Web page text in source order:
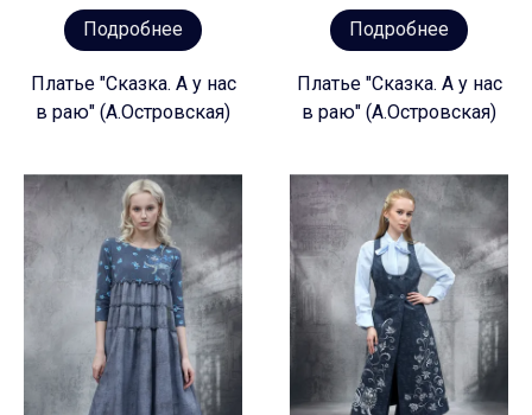
Подробнее
Платье "Сказка. А у нас
в раю" (А.Островская)
Подробнее
Платье "Сказка. А у нас
в раю" (А.Островская)